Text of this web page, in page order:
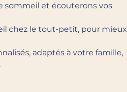
sommeil et écouterons vos
chez le tout-petit, pour mieux
adaptés à votre famille,